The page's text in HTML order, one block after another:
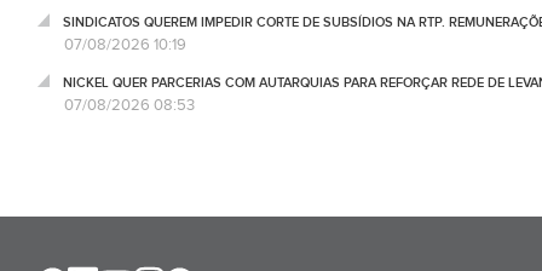
SINDICATOS QUEREM IMPEDIR CORTE DE SUBSÍDIOS NA RTP.
07/08/2026 10:19
NICKEL QUER PARCERIAS COM AUTARQUIAS PARA REFORÇAR REDE DE
07/08/2026 08:53